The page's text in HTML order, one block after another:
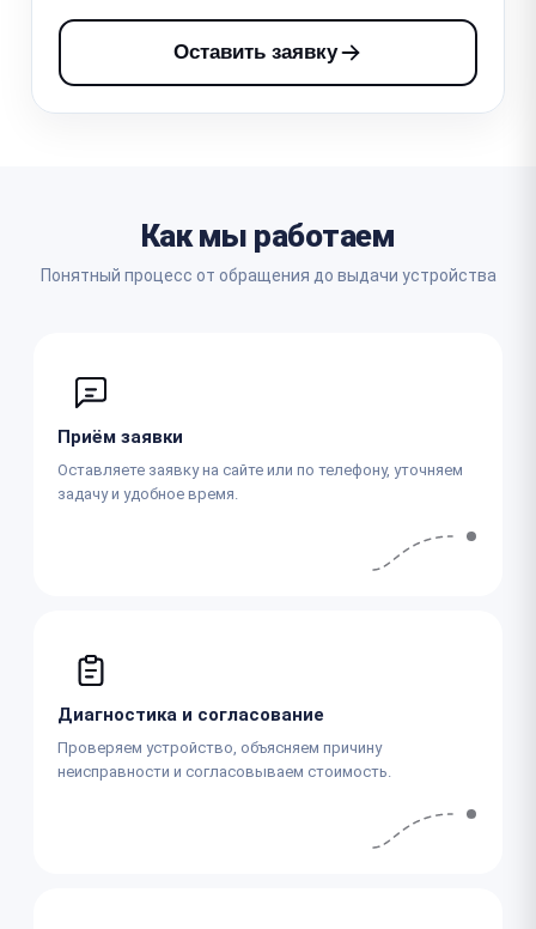
Оставить заявку
Как мы работаем
Понятный процесс от обращения до выдачи устройства
Приём заявки
Оставляете заявку на сайте или по телефону, уточняем
задачу и удобное время.
Диагностика и согласование
Проверяем устройство, объясняем причину
неисправности и согласовываем стоимость.